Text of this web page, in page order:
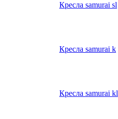
Кресла samurai sl
Кресла samurai k
Кресла samurai kl